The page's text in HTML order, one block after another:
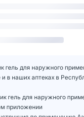
гель для наружного
в наших аптеках в
гель для наружного
приложении